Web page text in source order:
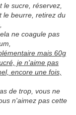
sucre, réservez,
le beurre, retirez du
ne coagule pas
mais 60g
je n'aime pas
encore une fois,
de trop, vous ne
n'aimez pas cette